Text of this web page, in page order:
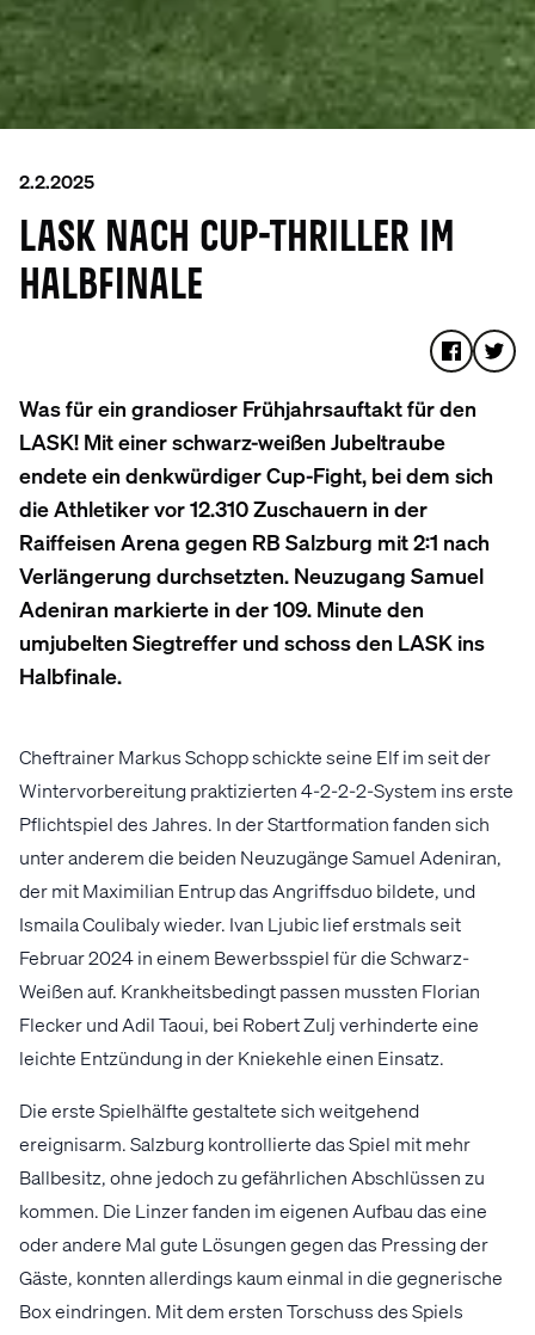
2.2.2025
LASK NACH CUP-THRILLER IM
HALBFINALE
Was für ein grandioser Frühjahrsauftakt für den
LASK! Mit einer schwarz-weißen Jubeltraube
endete ein denkwürdiger Cup-Fight, bei dem sich
die Athletiker vor 12.310 Zuschauern in der
Raiffeisen Arena gegen RB Salzburg mit 2:1 nach
Verlängerung durchsetzten. Neuzugang Samuel
Adeniran markierte in der 109. Minute den
umjubelten Siegtreffer und schoss den LASK ins
Halbfinale.
Cheftrainer Markus Schopp schickte seine Elf im seit der
Wintervorbereitung praktizierten 4-2-2-2-System ins erste
Pflichtspiel des Jahres. In der Startformation fanden sich
unter anderem die beiden Neuzugänge Samuel Adeniran,
der mit Maximilian Entrup das Angriffsduo bildete, und
Ismaila Coulibaly wieder. Ivan Ljubic lief erstmals seit
Februar 2024 in einem Bewerbsspiel für die Schwarz-
Weißen auf. Krankheitsbedingt passen mussten Florian
Flecker und Adil Taoui, bei Robert Zulj verhinderte eine
leichte Entzündung in der Kniekehle einen Einsatz.
Die erste Spielhälfte gestaltete sich weitgehend
ereignisarm. Salzburg kontrollierte das Spiel mit mehr
Ballbesitz, ohne jedoch zu gefährlichen Abschlüssen zu
kommen. Die Linzer fanden im eigenen Aufbau das eine
oder andere Mal gute Lösungen gegen das Pressing der
Gäste, konnten allerdings kaum einmal in die gegnerische
Box eindringen. Mit dem ersten Torschuss des Spiels